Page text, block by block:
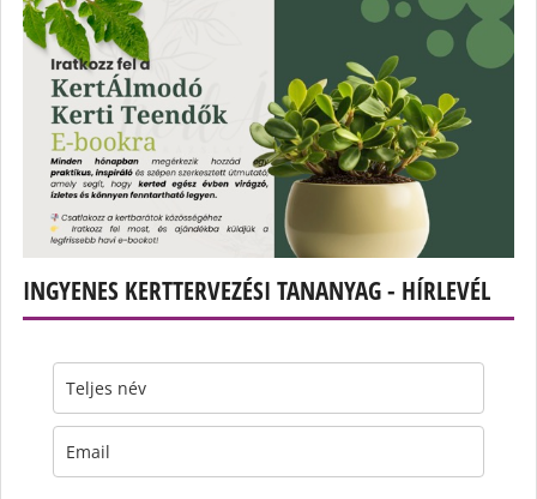
INGYENES KERTTERVEZÉSI TANANYAG - HÍRLEVÉL